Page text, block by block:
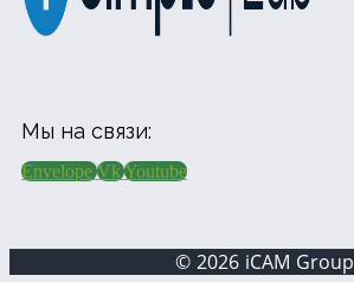
Мы на связи:
Envelope Vk Youtube
© 2026 iCAM Group